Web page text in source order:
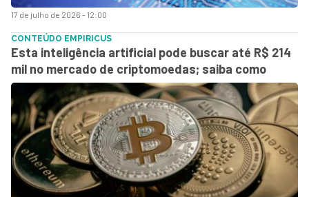
17 de julho de 2026 - 12:00
CONTEÚDO EMPIRICUS
Esta inteligência artificial pode buscar até R$ 214
mil no mercado de criptomoedas; saiba como